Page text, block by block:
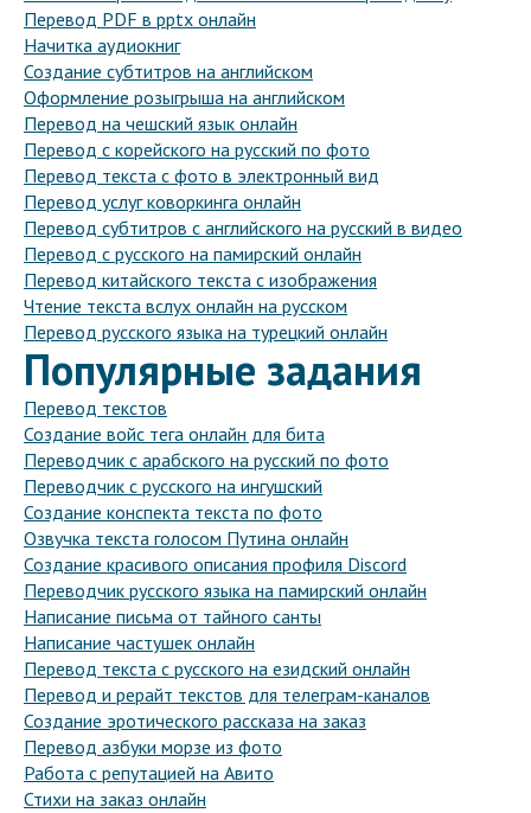
Перевод PDF в pptx онлайн
Начитка аудиокниг
Создание субтитров на английском
Оформление розыгрыша на английском
Перевод на чешский язык онлайн
Перевод с корейского на русский по фото
Перевод текста с фото в электронный вид
Перевод услуг коворкинга онлайн
Перевод субтитров с английского на русский в видео
Перевод с русского на памирский онлайн
Перевод китайского текста с изображения
Чтение текста вслух онлайн на русском
Перевод русского языка на турецкий онлайн
Популярные задания
Перевод текстов
Создание войс тега онлайн для бита
Переводчик с арабского на русский по фото
Переводчик с русского на ингушский
Создание конспекта текста по фото
Озвучка текста голосом Путина онлайн
Создание красивого описания профиля Discord
Переводчик русского языка на памирский онлайн
Написание письма от тайного санты
Написание частушек онлайн
Перевод текста с русского на езидский онлайн
Перевод и рерайт текстов для телеграм-каналов
Создание эротического рассказа на заказ
Перевод азбуки морзе из фото
Работа с репутацией на Авито
Стихи на заказ онлайн